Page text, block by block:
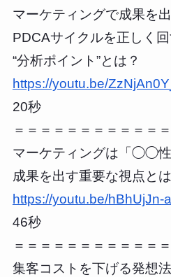
マーケティングで成果を
PDCAサイクルを正しく
“分析ポイント”とは？
https://youtu.be/
20秒
＝＝＝＝＝＝＝＝＝＝＝
マーケティングは「◯◯性
成果を出す重要な視点と
https://youtu.be/hBhUjJn-
46秒
＝＝＝＝＝＝＝＝＝＝＝
集客コストを下げる発想